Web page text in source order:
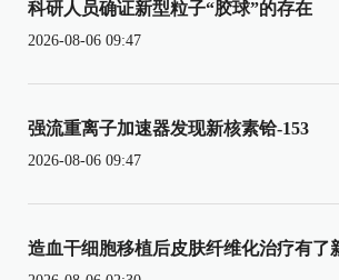
科研人员确证新型粒子“胶球”的存在
2026-08-06 09:47
强流重离子加速器发现新核素铪-153
2026-08-06 09:47
造血干细胞移植后皮肤纤维化治疗有了